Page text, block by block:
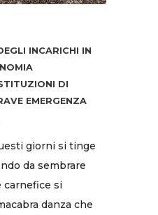
INCARICHI IN
DI
EMERGENZA
giorni si tinge
da sembrare
carnefice si
danza che